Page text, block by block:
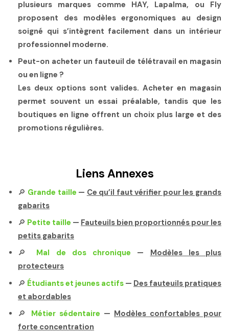
plusieurs marques comme HAY, Lapalma, ou Fly
proposent des modèles ergonomiques au design
soigné qui s’intègrent facilement dans un intérieur
professionnel moderne.
Peut-on acheter un fauteuil de télétravail en magasin
ou en ligne ?
Les deux options sont valides. Acheter en magasin
permet souvent un essai préalable, tandis que les
boutiques en ligne offrent un choix plus large et des
promotions régulières.
Liens Annexes
🔎 Grande taille — Ce qu’il faut vérifier pour les grands
gabarits
🔎 Petite taille — Fauteuils bien proportionnés pour les
petits gabarits
🔎 Mal de dos chronique — Modèles les plus
protecteurs
🔎 Étudiants et jeunes actifs — Des fauteuils pratiques
et abordables
🔎 Métier sédentaire — Modèles confortables pour
forte concentration